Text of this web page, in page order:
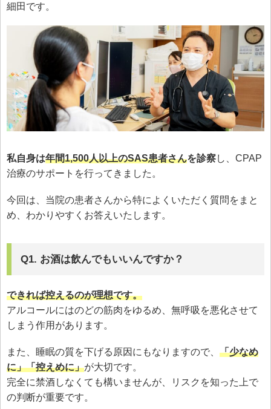
細田です。
私自身は年間1,500人以上のSAS患者さんを診察し、CPAP
治療のサポートを行ってきました。
今回は、当院の患者さんから特によくいただく質問をまと
め、わかりやすくお答えいたします。
Q1. お酒は飲んでもいいんですか？
できれば控えるのが理想です。
アルコールにはのどの筋肉をゆるめ、無呼吸を悪化させて
しまう作用があります。
また、睡眠の質を下げる原因にもなりますので、 「少なめ
に」「控えめに」が大切です。
完全に禁酒しなくても構いませんが、リスクを知った上で
の判断が重要です。